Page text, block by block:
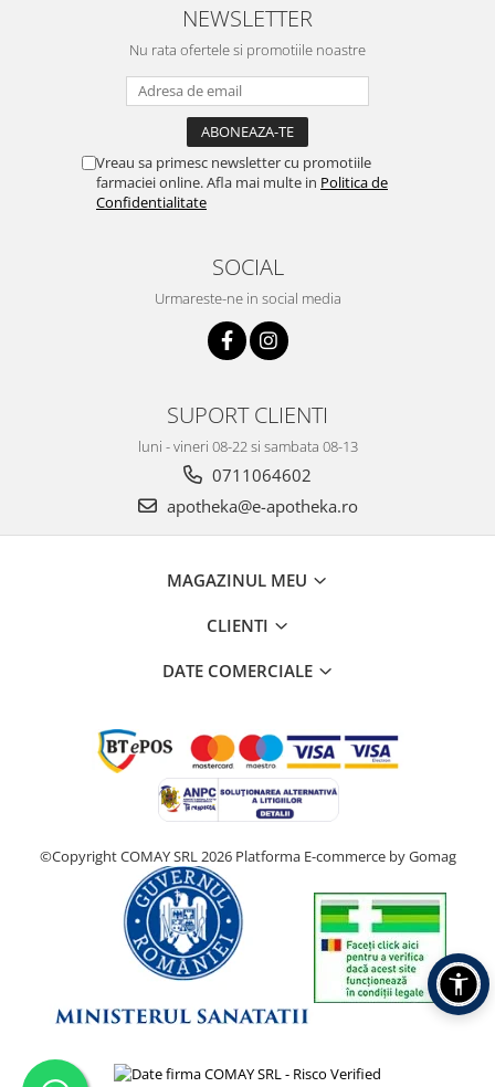
NEWSLETTER
Nu rata ofertele si promotiile noastre
Vreau sa primesc newsletter cu promotiile
farmaciei online. Afla mai multe in Politica de
Confidentialitate
SOCIAL
Urmareste-ne in social media
SUPORT CLIENTI
luni - vineri 08-22 si sambata 08-13
0711064602
apotheka@e-apotheka.ro
MAGAZINUL MEU
CLIENTI
DATE COMERCIALE
©Copyright COMAY SRL 2026 Platforma E-commerce by Gomag